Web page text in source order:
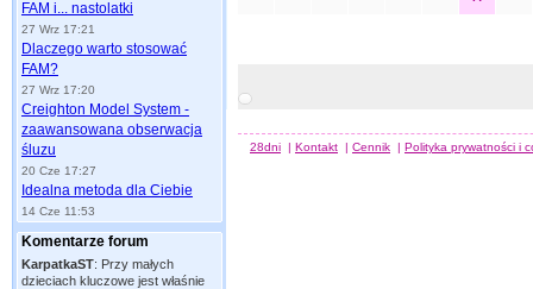
FAM i... nastolatki
27 Wrz 17:21
Dlaczego warto stosować
FAM?
27 Wrz 17:20
Creighton Model System -
zaawansowana obserwacja
śluzu
20 Cze 17:27
Idealna metoda dla Ciebie
14 Cze 11:53
Komentarze forum
KarpatkaST: Przy małych
dzieciach kluczowe jest właśnie
28dni | Kontakt | Cennik | Polityka prywatności i